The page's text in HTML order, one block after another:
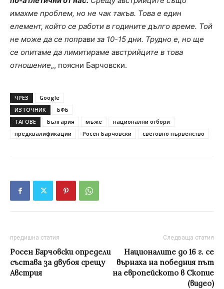
имахме проблем, но не чак такъв. Това е един
елемент, който се работи в годините дълго време. Той
не може да се поправи за 10-15 дни. Трудно е, но ще
се опитаме да лимитираме австрийците в това
отношение„, поясни Барчовски.
ЧРЕЗ
Google
ИЗТОЧНИК
БФБ
ТАГОВЕ
България мъже
национални отбори
предквалификации
Росен Барчовски световно първенство
предишна статия
Росен Барчовски определи
състава за двубоя срещу
Австрия
Следваща статия
Националите до 16 г. се
върнаха на победния път
на европейското в Скопие
(видео)